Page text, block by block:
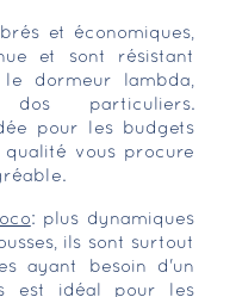
et économiques,
et sont résistant
dormeur lambda,
particuliers.
pour les budgets
qualité vous procure
: plus dynamiques
ils sont surtout
ayant besoin d'un
est idéal pour les